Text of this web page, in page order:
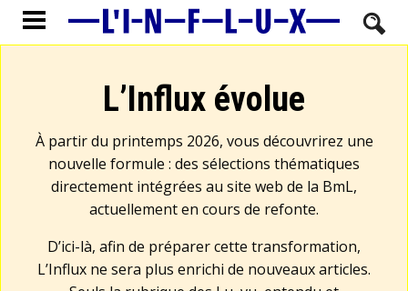
L’Influx évolue
À partir du printemps 2026, vous découvrirez une
nouvelle formule : des sélections thématiques
directement intégrées au site web de la BmL,
actuellement en cours de refonte.
D’ici-là, afin de préparer cette transformation,
L’Influx ne sera plus enrichi de nouveaux articles.